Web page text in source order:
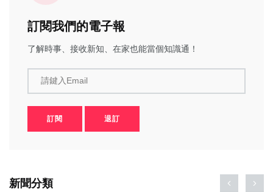
訂閱我們的電子報
了解時事、接收新知、在家也能當個知識通！
請鍵入Email
訂閱 退訂
新聞分類